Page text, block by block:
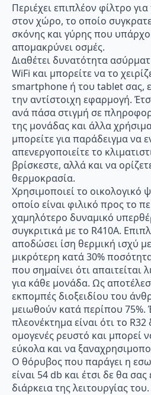
Περιέχει επιπλέον φίλτρο
στον χώρο, το οποίο
σκόνης και γύρης που
απομακρύνει οσμές.
Διαθέτει δυνατότητα
WiFi και μπορείτε να το
smartphone ή του tablet σας,
την αντίστοιχη εφαρμογή.
ανά πάσα στιγμή σε
της μονάδας και άλλα
μπορείτε για παράδειγμα να
απενεργοποιείτε το
βρίσκεστε, αλλά και να
θερμοκρασία.
Χρησιμοποιεί το οικολογικό
οποίο είναι φιλικό προς το
χαμηλότερο δυναμικό
συγκριτικά με το R410A.
αποδώσει ίση θερμική ισχύ
μικρότερη κατά 30%
που σημαίνει ότι απαιτείται
για κάθε μονάδα. Ως
εκπομπές διοξειδίου του
μειωθούν κατά περίπου 75%.
πλεονέκτημα είναι ότι το R32
ομογενές ρευστό και μπορεί
εύκολα και να
Ο θόρυβος που παράγει η
είναι 54 db και έτσι δε θα σας
διάρκεια της λειτουργίας του.